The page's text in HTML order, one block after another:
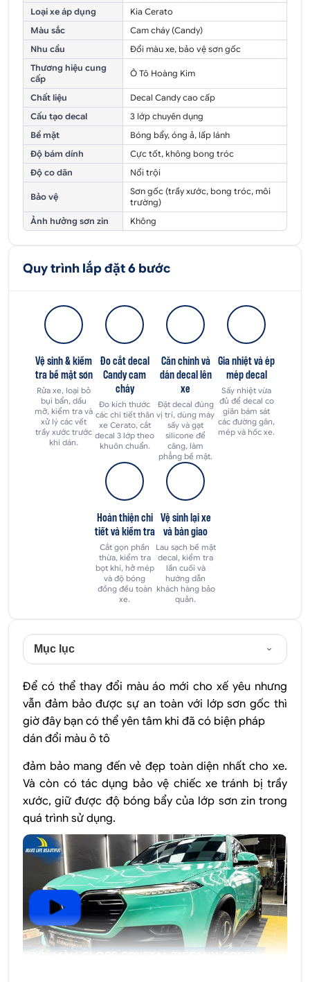
Loại xe áp dụng
Kia Cerato
Màu sắc
Cam cháy (Candy)
Nhu cầu
Đổi màu xe, bảo vệ sơn gốc
Thương hiệu cung
cấp
Ô Tô Hoàng Kim
Chất liệu
Decal Candy cao cấp
Cấu tạo decal
3 lớp chuyên dụng
Bề mặt
Bóng bẩy, óng ả, lấp lánh
Độ bám dính
Cực tốt, không bong tróc
Độ co dãn
Nổi trội
Bảo vệ
Sơn gốc (trầy xước, bong tróc, môi
trường)
Ảnh hưởng sơn zin
Không
Quy trình lắp đặt 6 bước
Vệ sinh & kiểm
tra bề mặt sơn
Rửa xe, loại bỏ
bụi bẩn, dầu
mỡ, kiểm tra và
xử lý các vết
trầy xước trước
khi dán.
Đo cắt decal
Candy cam
cháy
Đo kích thước
các chi tiết thân
xe Cerato, cắt
decal 3 lớp theo
khuôn chuẩn.
Căn chỉnh và
dán decal lên
xe
Đặt decal đúng
vị trí, dùng máy
sấy và gạt
silicone để
căng, làm
phẳng bề mặt.
Gia nhiệt và ép
mép decal
Sấy nhiệt vừa
đủ để decal co
giãn bám sát
các đường gân,
mép và hốc xe.
Hoàn thiện chi
tiết và kiểm tra
Cắt gọn phần
thừa, kiểm tra
bọt khí, hở mép
và độ bóng
đồng đều toàn
xe.
Vệ sinh lại xe
và bàn giao
Lau sạch bề mặt
decal, kiểm tra
lần cuối và
hướng dẫn
khách hàng bảo
quản.
Mục lục
Để có thể thay đổi màu áo mới cho xế yêu nhưng
vẫn đảm bảo được sự an toàn với lớp sơn gốc thì
giờ đây bạn có thể yên tâm khi đã có biện pháp
dán đổi màu ô tô
đảm bảo mang đến vẻ đẹp toàn diện nhất cho xe.
Và còn có tác dụng bảo vệ chiếc xe tránh bị trầy
xước, giữ được độ bóng bẩy của lớp sơn zin trong
quá trình sử dụng.